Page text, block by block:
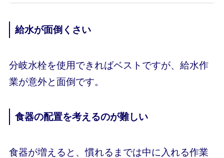
給水が面倒くさい
分岐水栓を使用できればベストですが、給水作
業が意外と面倒です。
食器の配置を考えるのが難しい
食器が増えると、慣れるまでは中に入れる作業